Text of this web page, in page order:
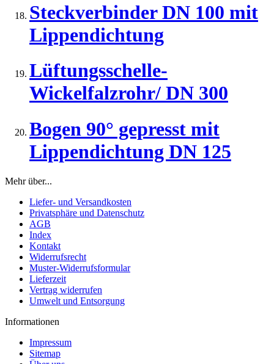
Steckverbinder DN 100 mit
Lippendichtung
Lüftungsschelle-
Wickelfalzrohr/ DN 300
Bogen 90° gepresst mit
Lippendichtung DN 125
Mehr über...
Liefer- und Versandkosten
Privatsphäre und Datenschutz
AGB
Index
Kontakt
Widerrufsrecht
Muster-Widerrufsformular
Lieferzeit
Vertrag widerrufen
Umwelt und Entsorgung
Informationen
Impressum
Sitemap